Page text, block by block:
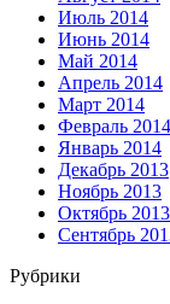
Июль 2014
Июнь 2014
Май 2014
Апрель 2014
Март 2014
Февраль 2014
Январь 2014
Декабрь 2013
Ноябрь 2013
Октябрь 2013
Сентябрь
Рубрики